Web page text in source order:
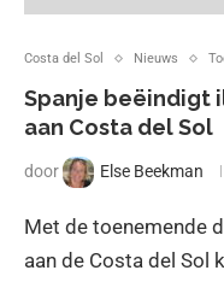
Costa del Sol Nieuws
Spanje beëindigt
aan Costa del Sol
door Else Beekman
Met de toenemende
aan de Costa del Sol